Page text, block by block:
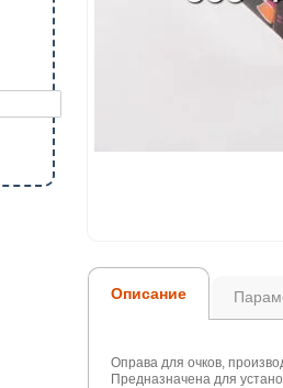
Описание
Оправа для очков,
Предназначена для